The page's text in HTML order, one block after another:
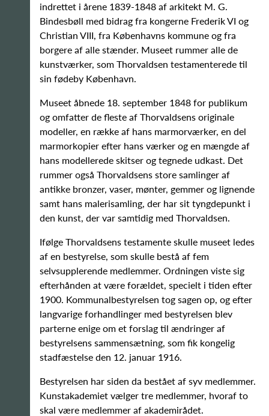
indrettet i årene 1839-1848 af arkitekt M. G.
Bindesbøll med bidrag fra kongerne Frederik VI og
Christian VIII, fra Københavns kommune og fra
borgere af alle stænder. Museet rummer alle de
kunstværker, som Thorvaldsen testamenterede til
sin fødeby København.
Museet åbnede 18. september 1848 for publikum
og omfatter de fleste af Thorvaldsens originale
modeller, en række af hans marmorværker, en del
marmorkopier efter hans værker og en mængde af
hans modellerede skitser og tegnede udkast. Det
rummer også Thorvaldsens store samlinger af
antikke bronzer, vaser, mønter, gemmer og lignende
samt hans malerisamling, der har sit tyngdepunkt i
den kunst, der var samtidig med Thorvaldsen.
Ifølge Thorvaldsens testamente skulle museet ledes
af en bestyrelse, som skulle bestå af fem
selvsupplerende medlemmer. Ordningen viste sig
efterhånden at være forældet, specielt i tiden efter
1900. Kommunalbestyrelsen tog sagen op, og efter
langvarige forhandlinger med bestyrelsen blev
parterne enige om et forslag til ændringer af
bestyrelsens sammensætning, som fik kongelig
stadfæstelse den 12. januar 1916.
Bestyrelsen har siden da bestået af syv medlemmer.
Kunstakademiet vælger tre medlemmer, hvoraf to
skal være medlemmer af akademirådet.